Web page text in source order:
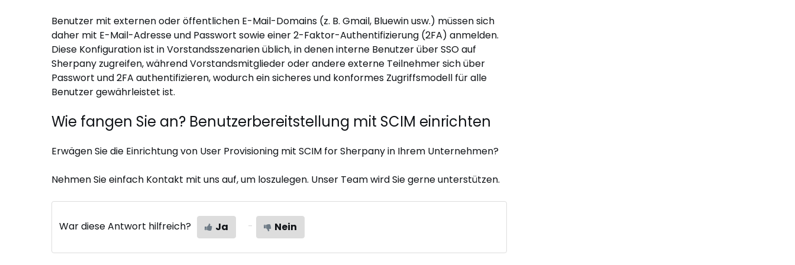
Benutzer mit externen oder öffentlichen E-Mail-Domains (z. B. Gmail, Bluewin usw.) müssen sich
daher mit E-Mail-Adresse und Passwort sowie einer 2-Faktor-Authentifizierung (2FA) anmelden.
Diese Konfiguration ist in Vorstandsszenarien üblich, in denen interne Benutzer über SSO auf
Sherpany zugreifen, während Vorstandsmitglieder oder andere externe Teilnehmer sich über
Passwort und 2FA authentifizieren, wodurch ein sicheres und konformes Zugriffsmodell für alle
Benutzer gewährleistet ist.
Wie fangen Sie an? Benutzerbereitstellung mit SCIM einrichten
Erwägen Sie die Einrichtung von User Provisioning mit SCIM for Sherpany in Ihrem Unternehmen?
Nehmen Sie einfach Kontakt mit uns auf, um loszulegen. Unser Team wird Sie gerne unterstützen.
War diese Antwort hilfreich? Ja Nein